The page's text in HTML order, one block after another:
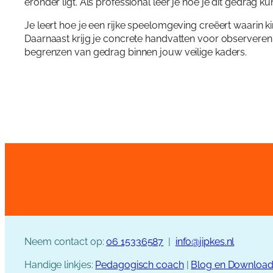
Je leert hoe je een rijke speelomgeving creëert waarin
Daarnaast krijg je concrete handvatten voor
begrenzen van gedrag binnen jouw veilige kaders.
Neem contact op:06 15336587
info@jipkes.nl
Handige linkjes: Pedagogisch coach| Blog en